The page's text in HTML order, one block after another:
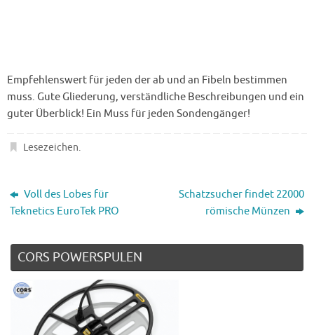
Empfehlenswert für jeden der ab und an Fibeln bestimmen
muss. Gute Gliederung, verständliche Beschreibungen und ein
guter Überblick! Ein Muss für jeden Sondengänger!
Lesezeichen.
Voll des Lobes für
Teknetics EuroTek PRO
Schatzsucher findet 22000
römische Münzen
CORS POWERSPULEN